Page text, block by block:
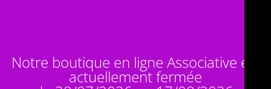
Notre boutique en ligne Associative est
actuellement fermée